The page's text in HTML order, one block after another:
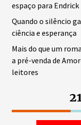
espaço para Endrick
Quando o silêncio
ciência e esperança
Mais do que um
a pré-venda de
leitores